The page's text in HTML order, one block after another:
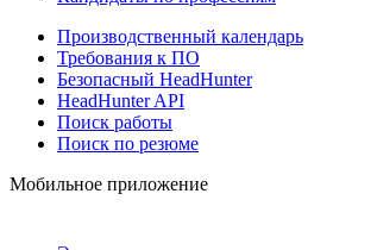
Производственный календарь
Требования к ПО
Безопасный HeadHunter
HeadHunter API
Поиск работы
Поиск по резюме
Мобильное приложение